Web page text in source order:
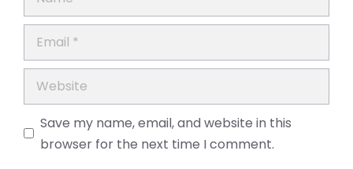
Email
Website
Save my name, email, and website in this
browser for the next time I comment.